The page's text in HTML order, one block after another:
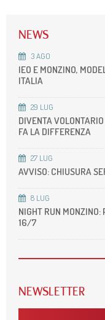
27NOV2016
SCEGLIERE CHE
FARE: LO STUDIO
STRATEGY SUI
SINTOMATICI
RIVASCOLARIZZATI
NEWS
3AGO
IEO E MONZINO,
ITALIA
29 LUG
DIVENTA
FA LA DIFFERENZA
27 LUG
AVVISO: CHIUSURA
8 LUG
NIGHT RUN
16/7
ACCREDITAMENTO
NEWSLETTER